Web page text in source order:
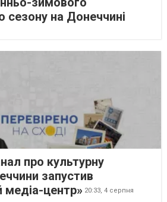
сезону на Донеччині
про культурну
запустив
медіа-центр» 20:33, 4 серпня